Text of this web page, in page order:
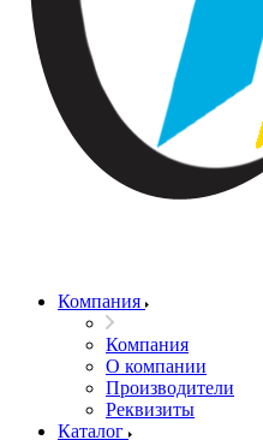
Компания
Компания
О компании
Производители
Реквизиты
Каталог